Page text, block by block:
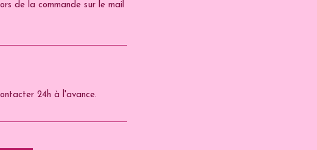
de la commande sur le mail
24h à l'avance.